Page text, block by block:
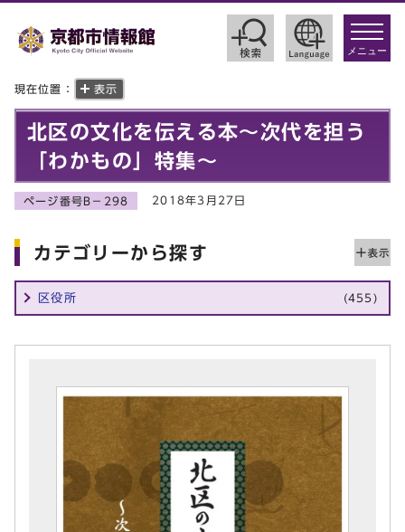
toggle
メニュー
現在位置： 表示
北区の文化を伝える本～次代を担う
「わかもの」特集～
ページ番号B－298 2018年3月27日
カテゴリーから探す
区役所 (455)